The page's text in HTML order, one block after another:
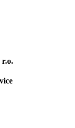
r.o.